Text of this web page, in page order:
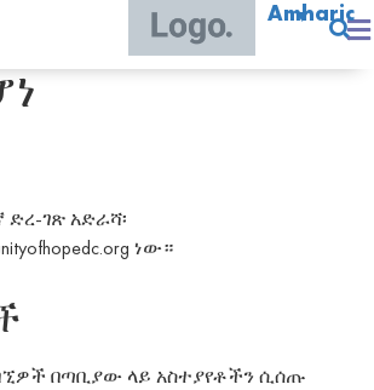
Amharic
ድረ-ገጽ አድራሻ፡
ነው።
በጣቢያው ላይ አስተያየቶችን ሲሰጡ